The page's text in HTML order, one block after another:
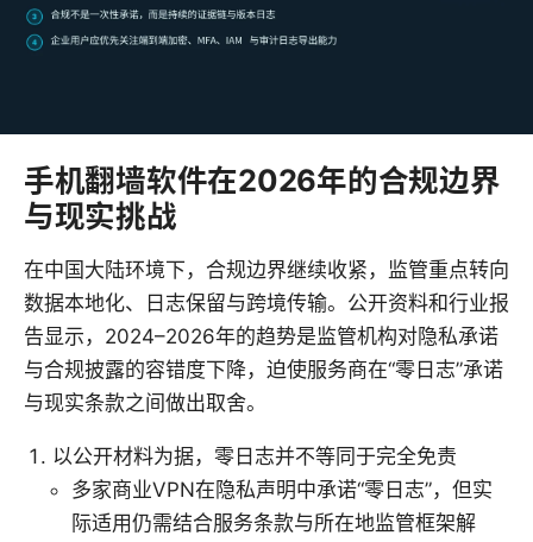
手机翻墙软件在2026年的合规边界
与现实挑战
在中国大陆环境下，合规边界继续收紧，监管重点转向
数据本地化、日志保留与跨境传输。公开资料和行业报
告显示，2024–2026年的趋势是监管机构对隐私承诺
与合规披露的容错度下降，迫使服务商在“零日志”承诺
与现实条款之间做出取舍。
以公开材料为据，零日志并不等同于完全免责
多家商业VPN在隐私声明中承诺“零日志”，但实
际适用仍需结合服务条款与所在地监管框架解